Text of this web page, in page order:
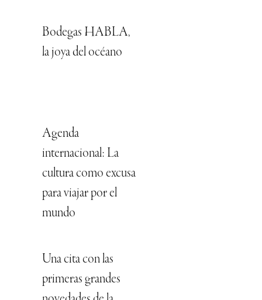
Bodegas HABLA,
la joya del océano
Agenda
internacional: La
cultura como excusa
para viajar por el
mundo
Una cita con las
primeras grandes